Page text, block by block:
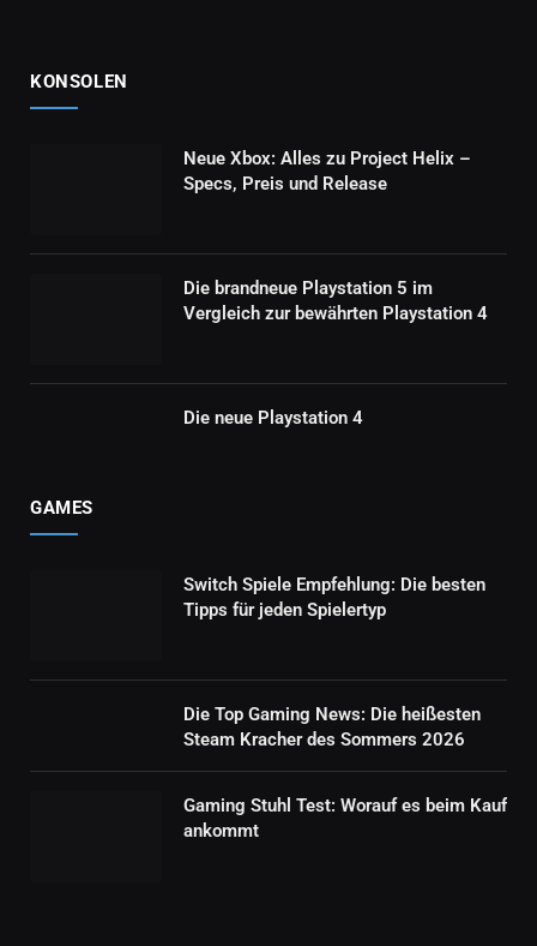
KONSOLEN
Neue Xbox: Alles zu Project Helix –
Specs, Preis und Release
Die brandneue Playstation 5 im
Vergleich zur bewährten Playstation 4
Die neue Playstation 4
GAMES
Switch Spiele Empfehlung: Die besten
Tipps für jeden Spielertyp
Die Top Gaming News: Die heißesten
Steam Kracher des Sommers 2026
Gaming Stuhl Test: Worauf es beim Kauf
ankommt